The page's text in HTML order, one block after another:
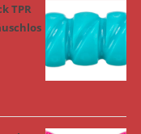
TPR